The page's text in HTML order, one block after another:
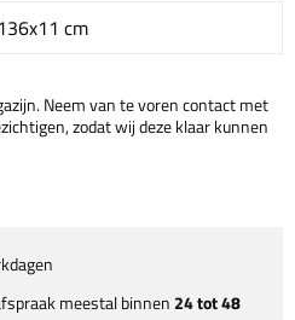
cm
Neem van te voren contact met
zodat wij deze klaar kunnen
meestal binnen 24 tot 48